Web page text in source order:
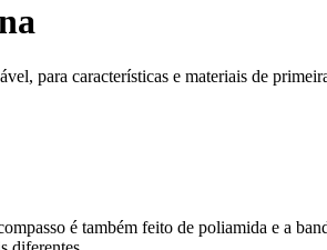
para características e materiais de
é também feito de poliamida e a